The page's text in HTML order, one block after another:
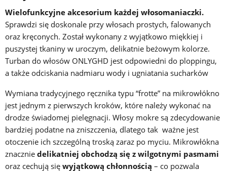
Wielofunkcyjne akcesorium każdej włosomaniaczki.
Sprawdzi się doskonale przy włosach prostych, falowanych
oraz kręconych. Został wykonany z wyjątkowo miękkiej i
puszystej tkaniny w uroczym, delikatnie beżowym kolorze.
Turban do włosów ONLYGHD jest odpowiedni do ploppingu,
a także odciskania nadmiaru wody i ugniatania sucharków
Wymiana tradycyjnego ręcznika typu “frotte” na mikrowłókno
jest jednym z pierwszych kroków, które należy wykonać na
drodze świadomej pielęgnacji. Włosy mokre są zdecydowanie
bardziej podatne na zniszczenia, dlatego tak ważne jest
otoczenie ich szczególną troską zaraz po myciu. Mikrowłókna
znacznie delikatniej obchodzą się z wilgotnymi pasmami
oraz cechują się wyjątkową chłonnością – co pozwala